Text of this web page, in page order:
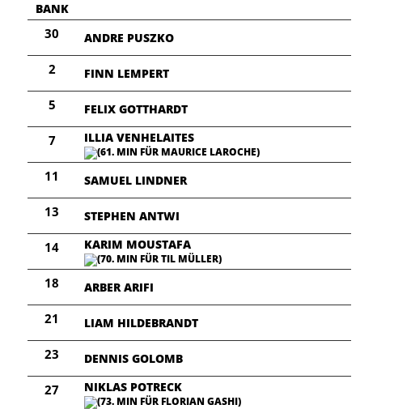
BANK
30 ANDRE PUSZKO
2 FINN LEMPERT
5 FELIX GOTTHARDT
7 ILLIA VENHELAITES
(61. MIN FÜR MAURICE LAROCHE)
11 SAMUEL LINDNER
13 STEPHEN ANTWI
14 KARIM MOUSTAFA
(70. MIN FÜR TIL MÜLLER)
18 ARBER ARIFI
21 LIAM HILDEBRANDT
23 DENNIS GOLOMB
27 NIKLAS POTRECK
(73. MIN FÜR FLORIAN GASHI)